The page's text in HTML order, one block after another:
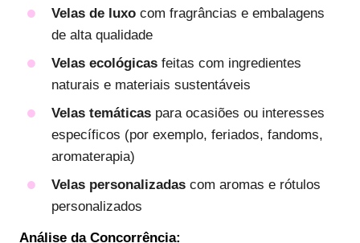
Velas de luxo com fragrâncias e embalagens
de alta qualidade
Velas ecológicas feitas com ingredientes
naturais e materiais sustentáveis
Velas temáticas para ocasiões ou interesses
específicos (por exemplo, feriados, fandoms,
aromaterapia)
Velas personalizadas com aromas e rótulos
personalizados
Análise da Concorrência: